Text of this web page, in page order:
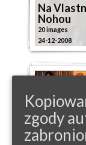
Na
Nohou
20 images
24-12-2008
Český
zgody